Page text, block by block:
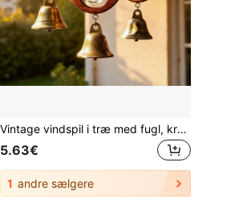
Vintage vindspil i træ med fugl, krystalprisme og metalklokke, hængende lysfanger, egnet til have, gård, vinduesdekoration, mors dag/fars dag-gave, indendørs/udendørs dekorativt hængende ornament/vedhæng, gaveæske ikke inkluderet
5.63€
1 andre sælgere